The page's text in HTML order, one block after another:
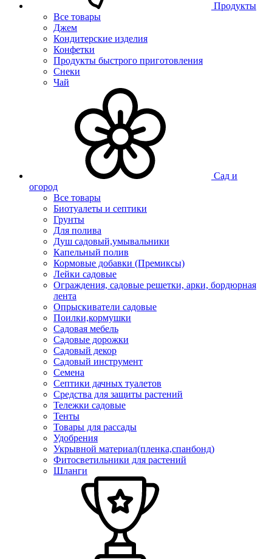
Продукты
Все товары
Джем
Кондитерские изделия
Конфетки
Продукты быстрого приготовления
Снеки
Чай
Сад и
огород
Все товары
Биотуалеты и септики
Грунты
Для полива
Душ садовый,умывальники
Капельный полив
Кормовые добавки (Премиксы)
Лейки садовые
Ограждения, садовые решетки, арки, бордюрная
лента
Опрыскиватели садовые
Поилки,кормушки
Садовая мебель
Садовые дорожки
Садовый декор
Садовый инструмент
Семена
Септики дачных туалетов
Средства для защиты растений
Тележки садовые
Тенты
Товары для рассады
Удобрения
Укрывной материал(пленка,спанбонд)
Фитосветильники для растений
Шланги